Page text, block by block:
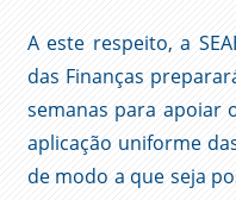
A este respeito, a
das Finanças
semanas para apoiar
aplicação uniforme
de modo a que seja